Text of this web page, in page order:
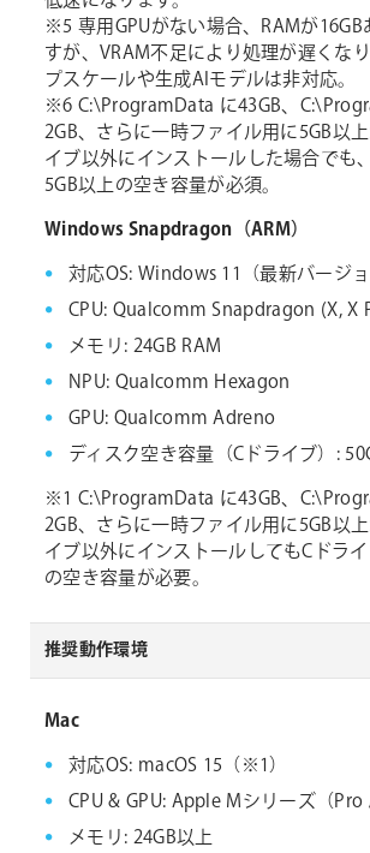
※5 専用GPUがない場合、RAMが16GB
すが、VRAM不足により処理が遅くな
プスケールや生成AIモデルは非対応。
※6 C:\ProgramData に43GB、
2GB、さらに一時ファイル用に5GB以
イブ以外にインストールした場合でも
5GB以上の空き容量が必須。
Windows Snapdragon（ARM）
対応OS: Windows 11（最新バージョ
CPU: Qualcomm Snapdragon (X, X
メモリ: 24GB RAM
NPU: Qualcomm Hexagon
GPU: Qualcomm Adreno
ディスク空き容量（Cドライブ）:
※1 C:\ProgramData に43GB、
2GB、さらに一時ファイル用に5GB以
イブ以外にインストールしてもCドラ
の空き容量が必要。
推奨動作環境
Mac
対応OS: macOS 15（※1）
CPU & GPU: Apple Mシリーズ（Pro
メモリ: 24GB以上